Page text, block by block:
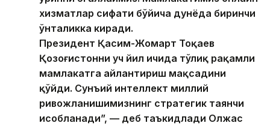
хизматлар сифати бўйича дунёда биринчи
ўнталикка киради.
Президент Қасим-Жомарт Тоқаев
Қозоғистонни уч йил ичида тўлиқ рақамли
мамлакатга айлантириш мақсадини
қўйди. Сунъий интеллект миллий
ривожланишимизнинг стратегик таянчи
ҳисобланади”, — деб таъкидлади Олжас